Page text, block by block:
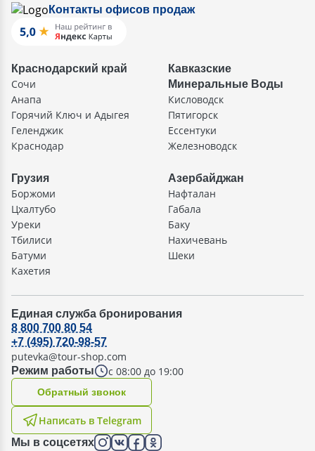
Контакты офисов продаж
Краснодарский край
Сочи
Анапа
Горячий Ключ и Адыгея
Геленджик
Краснодар
Кавказские
Минеральные Воды
Кисловодск
Пятигорск
Ессентуки
Железноводск
Грузия
Боржоми
Цхалтубо
Уреки
Тбилиси
Батуми
Кахетия
Азербайджан
Нафталан
Габала
Баку
Нахичевань
Шеки
Единая служба бронирования
Режим работы с 08:00 до 19:00
8 800 700 80 54
+7 (495) 720-98-57
putevka@tour-shop.com
Написать в Telegram
Oбратный звонок
Мы в соцсетях